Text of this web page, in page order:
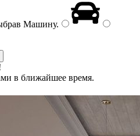
Машину.
в ближайшее время.